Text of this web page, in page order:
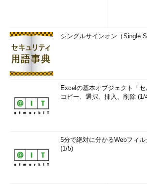
シングルサインオン（Single
Excelの基本オブジェクト「セ
コピー、選択、挿入、削除 (1/
5分で絶対に分かるWebフィル
(1/5)